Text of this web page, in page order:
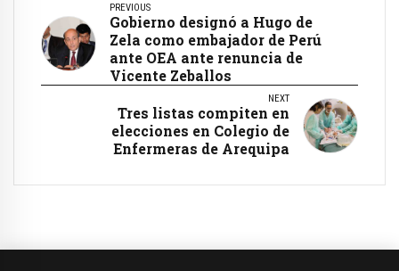
PREVIOUS
Gobierno designó a Hugo de
Zela como embajador de Perú
ante OEA ante renuncia de
Vicente Zeballos
NEXT
Tres listas compiten en
elecciones en Colegio de
Enfermeras de Arequipa